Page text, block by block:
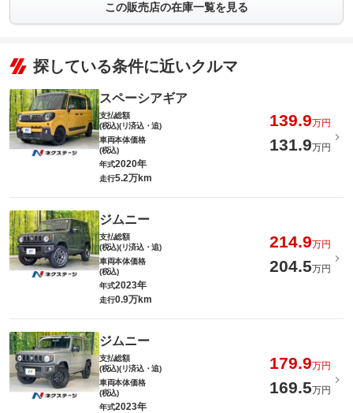
この販売店の在庫一覧を見る
探している条件に近いクルマ
スペーシアギア
支払総額
(税込)(リ済込・追)
139.9万円
車両本体価格
(税込)
131.9万円
年式2020年
走行5.2万km
ジムニー
支払総額
(税込)(リ済込・追)
214.9万円
車両本体価格
(税込)
204.5万円
年式2023年
走行0.9万km
ジムニー
支払総額
(税込)(リ済込・追)
179.9万円
車両本体価格
(税込)
169.5万円
年式2023年